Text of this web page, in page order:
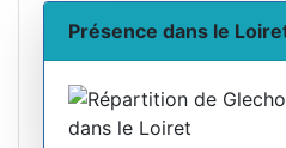
Présence dans le